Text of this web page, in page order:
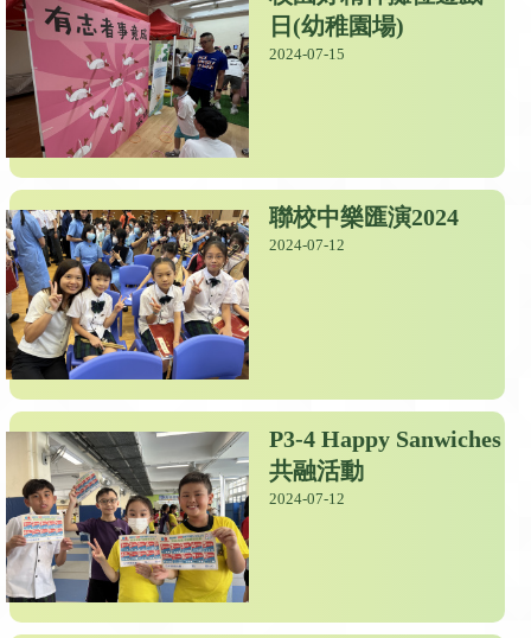
日(幼稚園場)
2024-07-15
聯校中樂匯演2024
2024-07-12
P3-4 Happy Sanwiches
共融活動
2024-07-12